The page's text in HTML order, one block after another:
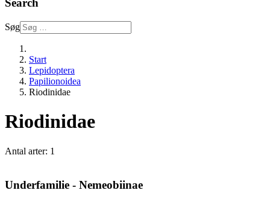
Search
Søg
Start
Lepidoptera
Papilionoidea
Riodinidae
Riodinidae
Antal arter: 1
Underfamilie - Nemeobiinae